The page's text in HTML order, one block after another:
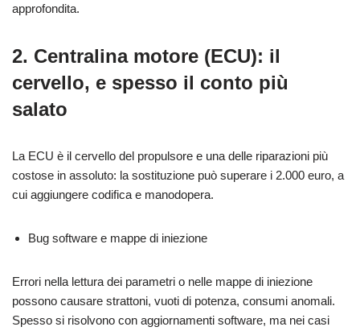
approfondita.
2. Centralina motore (ECU): il
cervello, e spesso il conto più
salato
La ECU è il cervello del propulsore e una delle riparazioni più
costose in assoluto: la sostituzione può superare i 2.000 euro, a
cui aggiungere codifica e manodopera.
Bug software e mappe di iniezione
Errori nella lettura dei parametri o nelle mappe di iniezione
possono causare strattoni, vuoti di potenza, consumi anomali.
Spesso si risolvono con aggiornamenti software, ma nei casi